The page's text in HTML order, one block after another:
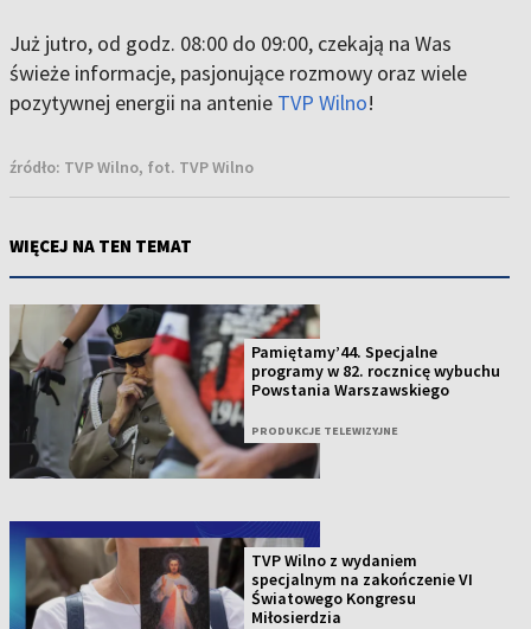
Już jutro, od godz. 08:00 do 09:00, czekają na Was
świeże informacje, pasjonujące rozmowy oraz wiele
pozytywnej energii na antenie TVP Wilno!
źródło: TVP Wilno, fot. TVP Wilno
WIĘCEJ NA TEN TEMAT
Pamiętamy’44. Specjalne
programy w 82. rocznicę wybuchu
Powstania Warszawskiego
PRODUKCJE TELEWIZYJNE
TVP Wilno z wydaniem
specjalnym na zakończenie VI
Światowego Kongresu
Miłosierdzia